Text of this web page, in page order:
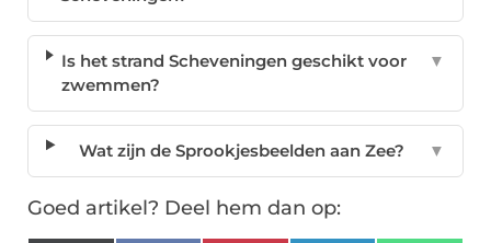
Is het strand Scheveningen geschikt voor
zwemmen?
▼
Wat zijn de Sprookjesbeelden aan Zee? ▼
Goed artikel? Deel hem dan op: